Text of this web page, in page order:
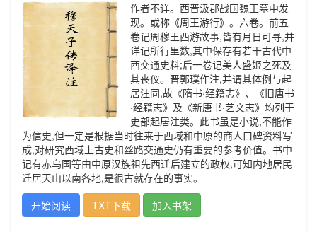
作者不详。西晋汲郡战国魏王墓中发
现。或称《周王游行》。六卷。前五
卷记周穆王西游故事,皆有月日可寻,并
详记所行里数,其中保存有若干古代中
西交通史料;后一卷记美人盛姬之死及
其丧仪。晋郭璞作注,并谓其体例与起
居注同,故《隋书·经籍志》、《旧唐书
·经籍志》及《新唐书·艺文志》均列于
史部起居注类。此书虽是小说,不能作
为信史,但一定是根据当时往来于西域和中原的商人口碑资料写
成,对研究西域上古史和丝路交通史仍有重要的参考价值。书中
记有赤乌国等由中原汉族祖先西迁后建立的政权,可知内地居民
迁居天山以南各地,是很古就存在的事实。
开始阅读
TXT下载 加入书架